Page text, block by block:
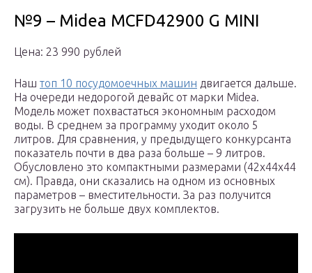
№9 – Midea MCFD42900 G MINI
Цена: 23 990 рублей
Наш топ 10 посудомоечных машин двигается дальше.
На очереди недорогой девайс от марки Midea.
Модель может похвастаться экономным расходом
воды. В среднем за программу уходит около 5
литров. Для сравнения, у предыдущего конкурсанта
показатель почти в два раза больше – 9 литров.
Обусловлено это компактными размерами (42x44x44
см). Правда, они сказались на одном из основных
параметров – вместительности. За раз получится
загрузить не больше двух комплектов.